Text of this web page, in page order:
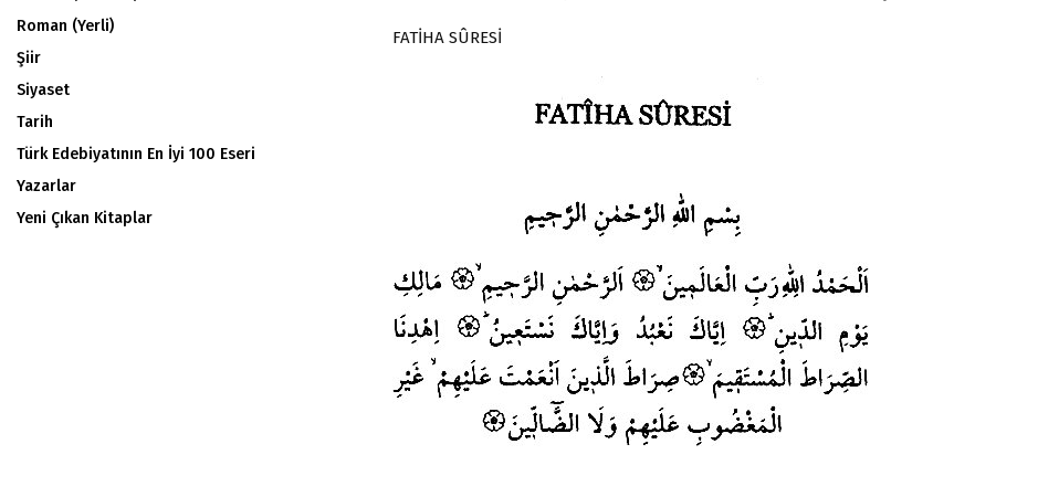
FATİHA SÛRESİ
Roman (Yerli)
Şiir
Siyaset
Tarih
Türk Edebiyatının En İyi 100 Eseri
Yazarlar
Yeni Çıkan Kitaplar